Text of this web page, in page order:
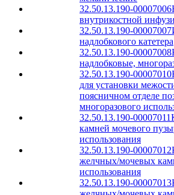
32.50.13.190-00007006
внутрикостной
32.50.13.190-00007007
надлобкового катетера
32.50.13.190-00007008
надлобковые,
32.50.13.190-00007010
для установки
поясничном отделе
многоразового
32.50.13.190-00007011
камней мочевого
использования
32.50.13.190-00007012
желчных/мочевых
использования
32.50.13.190-00007013